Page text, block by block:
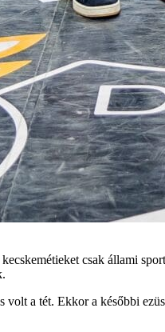
csak állami
volt a tét. Ekkor a későbbi